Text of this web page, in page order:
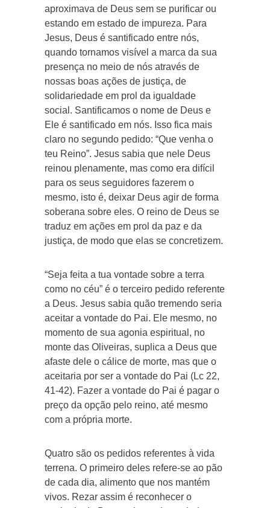
aproximava de Deus sem se purificar ou
estando em estado de impureza. Para
Jesus, Deus é santificado entre nós,
quando tornamos visível a marca da sua
presença no meio de nós através de
nossas boas ações de justiça, de
solidariedade em prol da igualdade
social. Santificamos o nome de Deus e
Ele é santificado em nós. Isso fica mais
claro no segundo pedido: “Que venha o
teu Reino”. Jesus sabia que nele Deus
reinou plenamente, mas como era difícil
para os seus seguidores fazerem o
mesmo, isto é, deixar Deus agir de forma
soberana sobre eles. O reino de Deus se
traduz em ações em prol da paz e da
justiça, de modo que elas se concretizem.
“Seja feita a tua vontade sobre a terra
como no céu” é o terceiro pedido referente
a Deus. Jesus sabia quão tremendo seria
aceitar a vontade do Pai. Ele mesmo, no
momento de sua agonia espiritual, no
monte das Oliveiras, suplica a Deus que
afaste dele o cálice de morte, mas que o
aceitaria por ser a vontade do Pai (Lc 22,
41-42). Fazer a vontade do Pai é pagar o
preço da opção pelo reino, até mesmo
com a própria morte.
Quatro são os pedidos referentes à vida
terrena. O primeiro deles refere-se ao pão
de cada dia, alimento que nos mantém
vivos. Rezar assim é reconhecer o